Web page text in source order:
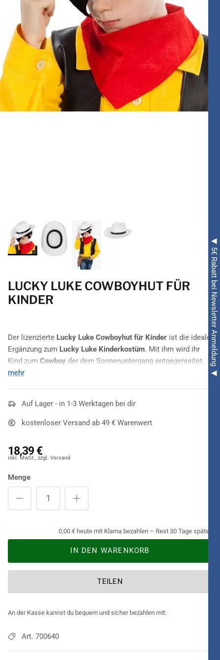
◀ 5€ Rabatt bei Newsletter Anmeldung ◀
LUCKY LUKE COWBOYHUT FÜR
KINDER
Der lizenzierte Lucky Luke Cowboyhut für Kinder ist die ideale
Ergänzung zum Lucky Luke Kinderkostüm. Mit ihm wird ihr
Kind zum Cowboy der dem Sonnenuntergang entgegenreitet.
Fehlt nur noch sein Pferd.
mehr
Auf Lager - in 1-3 Werktagen bei dir
kostenloser Versand ab 49 € Warenwert
18,39 €
Menge
0,00 € heute mit Klarna bezahlen – Rest 30 Tage später.
IN DEN WARENKORB
TEILEN
An der Kasse kannst du bequem und sicher bezahlen mit:
Art. 700640